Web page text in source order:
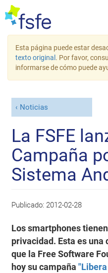
Esta página puede estar
texto original . Por favor,
informarse de cómo puede
Noticias
La FSFE
Campaña
Sistema
Publicado: 2012-02-28
Los smartphones
privacidad. Esta es una
que la Free Software
hoy su campaña